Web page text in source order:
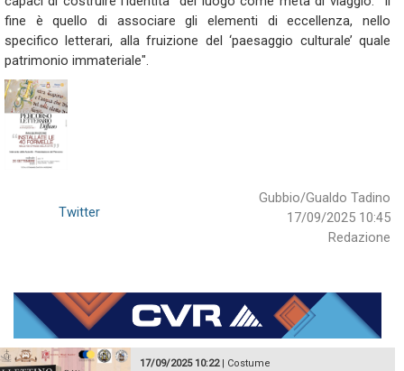
fine è quello di associare gli elementi di eccellenza, nello
specifico letterari, alla fruizione del ‘paesaggio culturale’ quale
patrimonio immateriale".
Gubbio/Gualdo Tadino
17/09/2025 10:45
Redazione
Twitter
17/09/2025 10:22| Costume